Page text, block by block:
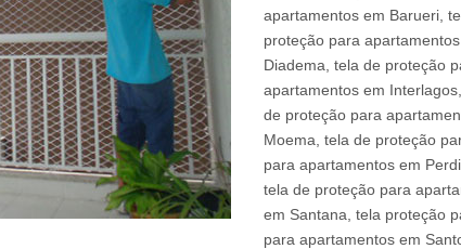
apartamentos em Barueri,
proteção para
Diadema, tela de proteção
apartamentos em
de proteção para
Moema, tela de proteção
para apartamentos em
tela de proteção para
em Santana, tela proteção
para apartamentos em